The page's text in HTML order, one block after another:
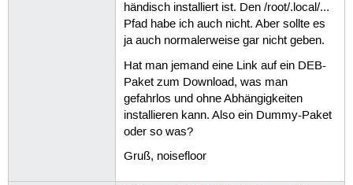
händisch installiert ist. Den /root/.local/...
Pfad habe ich auch nicht. Aber sollte es
ja auch normalerweise gar nicht geben.
Hat man jemand eine Link auf ein DEB-
Paket zum Download, was man
gefahrlos und ohne Abhängigkeiten
installieren kann. Also ein Dummy-Paket
oder so was?
Gruß, noisefloor